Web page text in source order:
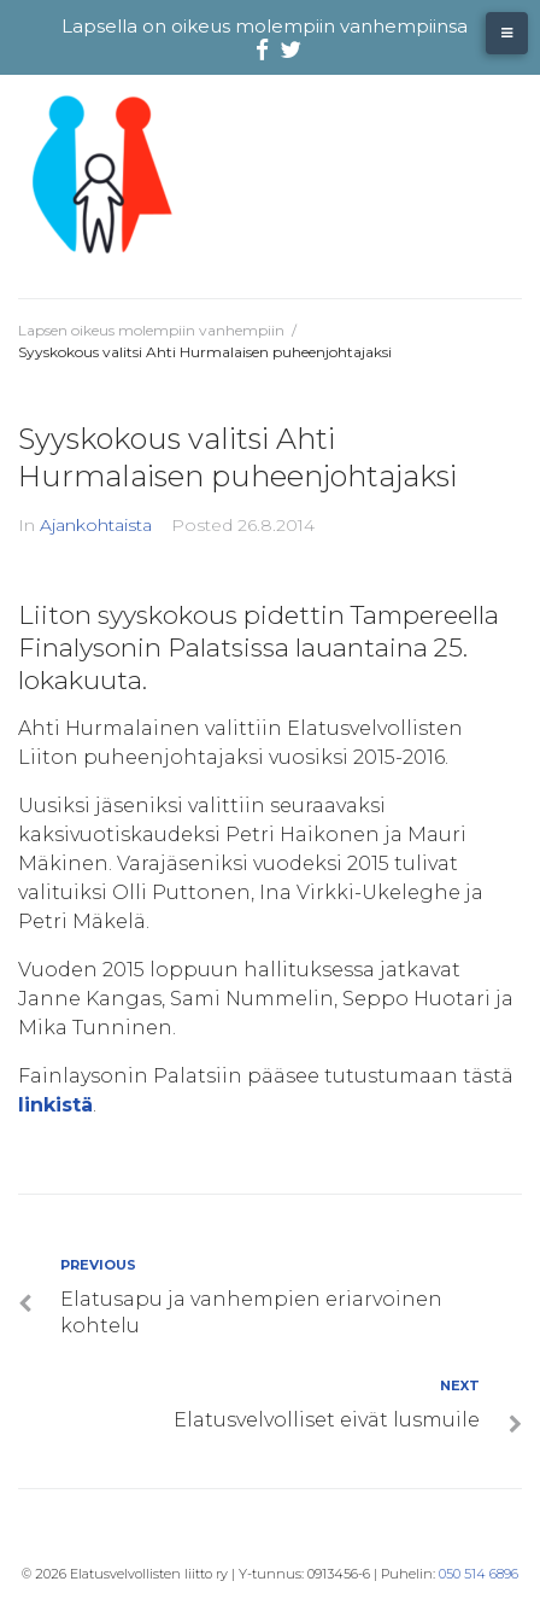
content
Lapsella on oikeus molempiin vanhempiinsa
Facebook
@evliitto
Lapsen oikeus molempiin vanhempiin /
Syyskokous valitsi Ahti Hurmalaisen puheenjohtajaksi
Syyskokous valitsi Ahti
Hurmalaisen puheenjohtajaksi
In Ajankohtaista Posted 26.8.2014
Liiton syyskokous pidettin Tampereella
Finalysonin Palatsissa lauantaina 25.
lokakuuta.
Ahti Hurmalainen valittiin Elatusvelvollisten
Liiton puheenjohtajaksi vuosiksi 2015-2016.
Uusiksi jäseniksi valittiin seuraavaksi
kaksivuotiskaudeksi Petri Haikonen ja Mauri
Mäkinen. Varajäseniksi vuodeksi 2015 tulivat
valituiksi Olli Puttonen, Ina Virkki-Ukeleghe ja
Petri Mäkelä.
Vuoden 2015 loppuun hallituksessa jatkavat
Janne Kangas, Sami Nummelin, Seppo Huotari ja
Mika Tunninen.
Fainlaysonin Palatsiin pääsee tutustumaan tästä
linkistä
Artikkelien
selaus
Previous
PREVIOUS
Elatusapu ja vanhempien eriarvoinen
kohtelu
NEXT
Elatusvelvolliset eivät lusmuile
© 2026 Elatusvelvollisten liitto ry | Y-tunnus: 0913456-6 | Puhelin: 050 514 6896